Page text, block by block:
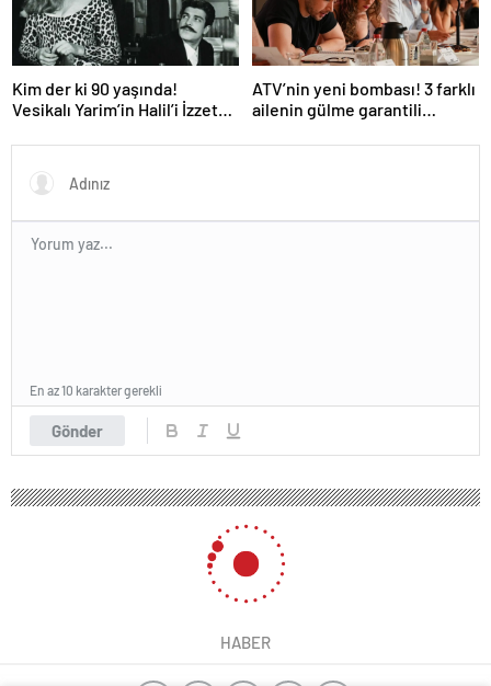
Kim der ki 90 yaşında!
Vesikalı Yarim’in Halil’i İzzet
oldu!
ATV’nin yeni bombası! 3 farklı
ailenin gülme garantili
Gönder
En az 10 karakter gerekli
HABER